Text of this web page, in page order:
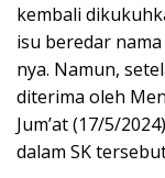
kembali
isu beredar
nya. Namun,
diterima oleh
Jum’at (17/5/
dalam SK